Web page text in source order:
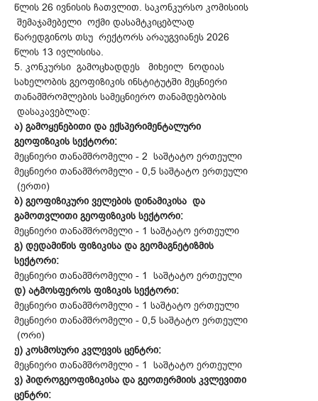
წლის 26 ივნისის ჩათვლით. საკონკურსო კომისიის
შემაჯამებელი ოქმი დასამტკიცებლად
წარედგინოს თსუ რექტორს არაუგვიანეს 2026
წლის 13 ივლისისა.
5. კონკურსი გამოცხადდეს მიხეილ ნოდიას
სახელობის გეოფიზიკის ინსტიტუტში მეცნიერი
თანამშრომლების სამეცნიერო თანამდებობის
დასაკავებლად:
ა) გამოყენებითი და ექსპერიმენტალური
გეოფიზიკის სექტორი:
მეცნიერი თანამშრომელი - 2 საშტატო ერთეული
მეცნიერი თანამშრომელი - 0,5 საშტატო ერთეული
(ერთი)
ბ) გეოფიზიკური ველების დინამიკისა და
გამოთვლითი გეოფიზიკის სექტორი:
მეცნიერი თანამშრომელი - 1 საშტატო ერთეული
გ) დედამიწის ფიზიკისა და გეომაგნეტიზმის
სექტორი:
მეცნიერი თანამშრომელი - 1 საშტატო ერთეული
დ) ატმოსფეროს ფიზიკის სექტორი:
მეცნიერი თანამშრომელი - 1 საშტატო ერთეული
მეცნიერი თანამშრომელი - 0,5 საშტატო ერთეული
(ორი)
ე) კოსმოსური კვლევის ცენტრი:
მეცნიერი თანამშრომელი - 1 საშტატო ერთეული
ვ) ჰიდროგეოფიზიკისა და გეოთერმიის კვლევითი
ცენტრი: